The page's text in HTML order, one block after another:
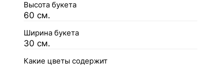
Высота букета
60 см.
Ширина букета
30 см.
Какие цветы содержит